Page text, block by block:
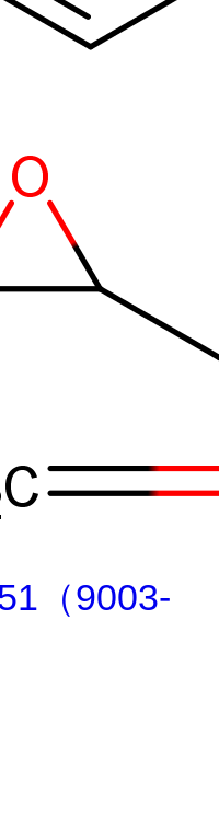
（9003-